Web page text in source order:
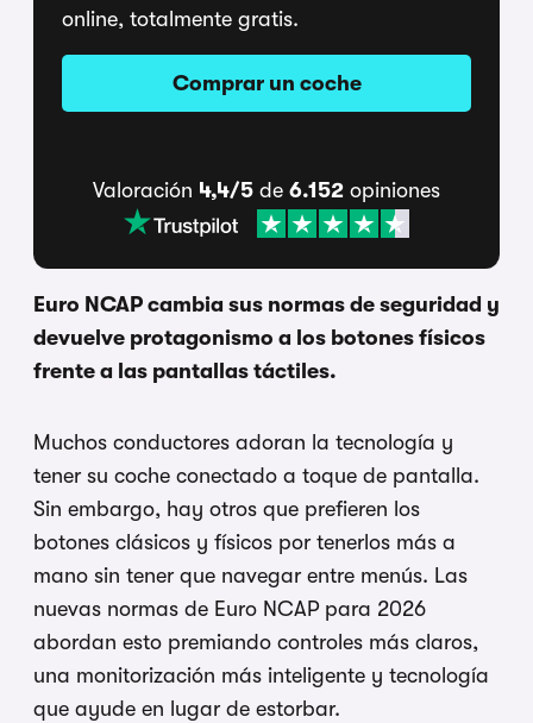
online, totalmente gratis.
Comprar un coche
Valoración 4,4/5 de 6.152 opiniones
Euro NCAP cambia sus normas de seguridad y
devuelve protagonismo a los botones físicos
frente a las pantallas táctiles.
Muchos conductores adoran la tecnología y
tener su coche conectado a toque de pantalla.
Sin embargo, hay otros que prefieren los
botones clásicos y físicos por tenerlos más a
mano sin tener que navegar entre menús. Las
nuevas normas de Euro NCAP para 2026
abordan esto premiando controles más claros,
una monitorización más inteligente y tecnología
que ayude en lugar de estorbar.